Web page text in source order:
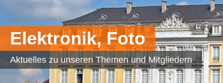
Elektronik, Foto
Aktuelles zu unseren Themen und Mitgliedern